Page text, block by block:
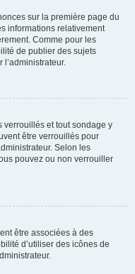
sur la première page du
informations relativement
Comme pour les
de publier des sujets
verrouillés et tout sondage y
être verrouillés pour
Selon les
pouvez ou non verrouiller
être associées à des
d’utiliser des icônes de